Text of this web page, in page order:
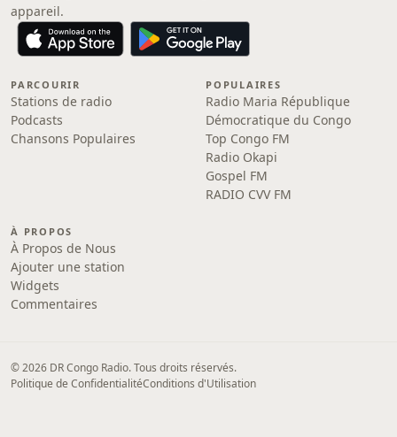
appareil.
PARCOURIR
Stations de radio
Podcasts
Chansons Populaires
POPULAIRES
Radio Maria République
Démocratique du Congo
Top Congo FM
Radio Okapi
Gospel FM
RADIO CVV FM
À PROPOS
À Propos de Nous
Ajouter une station
Widgets
Commentaires
© 2026 DR Congo Radio. Tous droits réservés.
Politique de ConfidentialitéConditions d'Utilisation